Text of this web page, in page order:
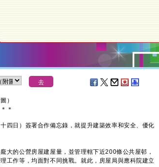
）
＊ ＊
日）簽署合作備忘錄，就提升建築效率和安全、優化
的公營房屋建屋量，並管理轄下近200條公共屋邨，
工作等，均面對不同挑戰。就此，房屋局與應科院建立